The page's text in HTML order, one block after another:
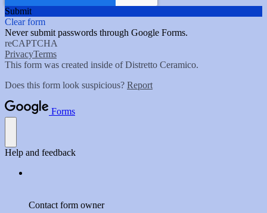
Submit
Clear form
Never submit passwords through Google Forms.
reCAPTCHA
PrivacyTerms
This form was created inside of Distretto Ceramico.
Does this form look suspicious? Report
Forms
Help and feedback
Contact form owner